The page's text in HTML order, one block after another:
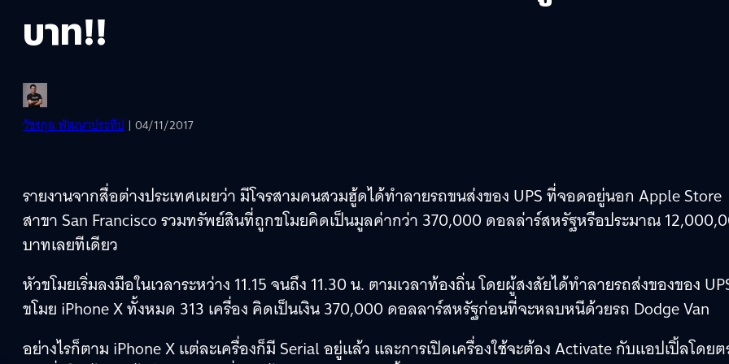
บาท!!
วัชรกุล พัฒนาประทีป | 04/11/2017
รายงานจากสื่อต่างประเทศเผยว่า มีโจรสามคนสวมฮู้ดได้ทำลายรถขนส่งของ UPS ที่จอดอยู่นอก Apple Store
สาขา San Francisco รวมทรัพย์สินที่ถูกขโมยคิดเป็นมูลค่ากว่า 370,000 ดอลล่าร์สหรัฐหรือประมาณ
บาทเลยทีเดียว
หัวขโมยเริ่มลงมือในเวลาระหว่าง 11.15 จนถึง 11.30 น. ตามเวลาท้องถิ่น โดยผู้สงสัยได้ทำลายรถส่งของของ
ขโมย iPhone X ทั้งหมด 313 เครื่อง คิดเป็นเงิน 370,000 ดอลลาร์สหรัฐก่อนที่จะหลบหนีด้วยรถ Dodge Van
อย่างไรก็ตาม iPhone X แต่ละเครื่องก็มี Serial อยู่แล้ว และการเปิดเครื่องใช้จะต้อง Activate กับแอปเปิ้ลโดยต